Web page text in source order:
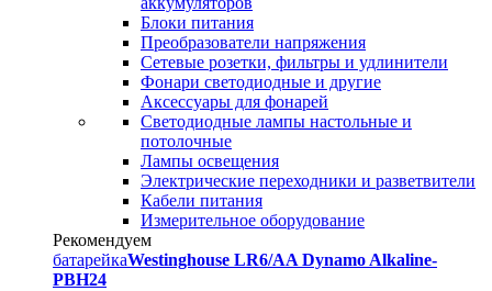
Блоки питания
Преобразователи напряжения
Сетевые розетки, фильтры и удлинители
Фонари светодиодные и другие
Аксессуары для фонарей
Светодиодные лампы настольные и
потолочные
Лампы освещения
Электрические переходники и разветвители
Кабели питания
Измерительное оборудование
Рекомендуем
батарейкаWestinghouse LR6/AA Dynamo Alkaline-
PBH24